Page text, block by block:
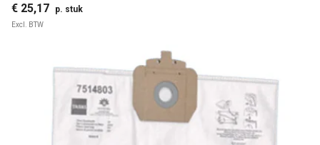
€ 25,17 p. stuk
Excl. BTW